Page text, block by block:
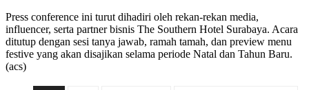
Press conference ini turut dihadiri oleh rekan-rekan media,
influencer, serta partner bisnis The Southern Hotel Surabaya. Acara
ditutup dengan sesi tanya jawab, ramah tamah, dan preview menu
festive yang akan disajikan selama periode Natal dan Tahun Baru.
(acs)